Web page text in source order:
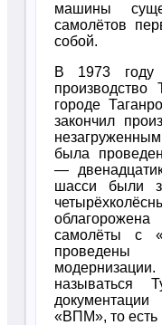
машины
самолётов
собой.
В 1973 году
городе
закончил
была
—
шасси были
самолёты с
называться
«ВПМ», то